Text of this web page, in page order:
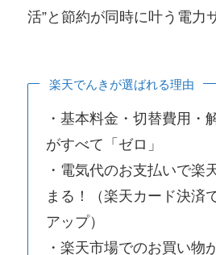
活”と節約が同時に叶う電力
楽天でんきが選ばれる理由
・基本料金・切替費用・
がすべて「ゼロ」
・電気代のお支払いで楽
まる！（楽天カード決済
アップ）
・楽天市場でのお買い物